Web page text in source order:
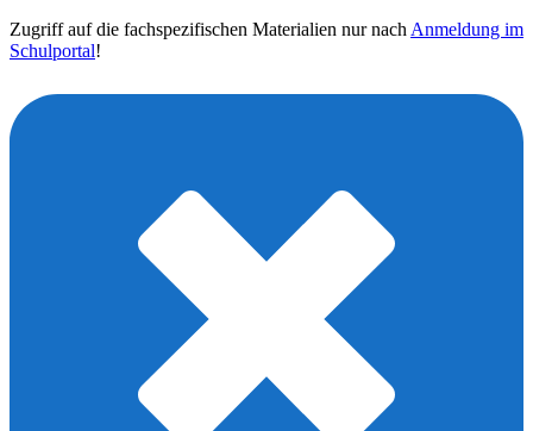
Zugriff auf die fachspezifischen Materialien nur nach Anmeldung im
Schulportal!